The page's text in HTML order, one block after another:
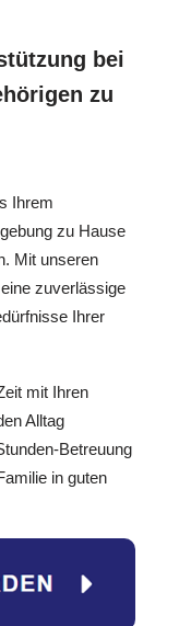
bei
zu
Ihrem
zu Hause
Mit unseren
zuverlässige
Ihrer
mit Ihren
Alltag
Betreuung
in guten